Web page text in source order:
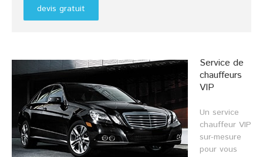
devis gratuit
Service de
chauffeurs
VIP
Un service
chauffeur VIP
sur-mesure
pour vous